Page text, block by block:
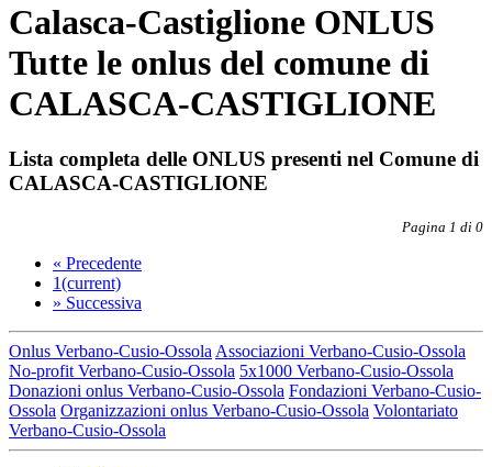
Calasca-Castiglione ONLUS
Tutte le onlus del comune di
CALASCA-CASTIGLIONE
Lista completa delle ONLUS presenti nel Comune di
CALASCA-CASTIGLIONE
Pagina 1 di 0
« Precedente
1(current)
» Successiva
Onlus Verbano-Cusio-Ossola Associazioni Verbano-Cusio-Ossola
No-profit Verbano-Cusio-Ossola 5x1000 Verbano-Cusio-Ossola
Donazioni onlus Verbano-Cusio-Ossola Fondazioni Verbano-Cusio-
Ossola Organizzazioni onlus Verbano-Cusio-Ossola Volontariato
Verbano-Cusio-Ossola